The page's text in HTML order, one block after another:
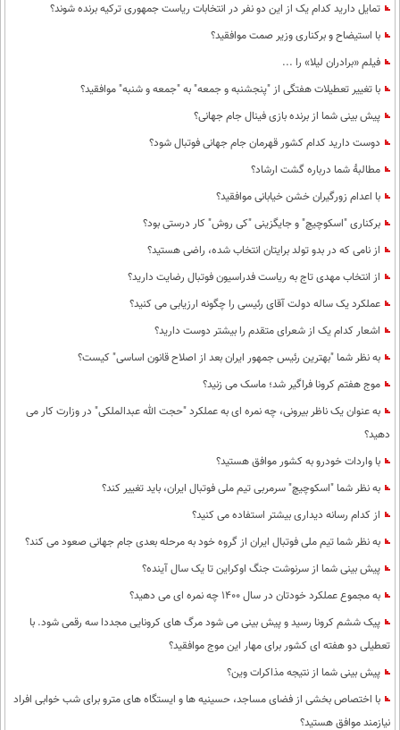
تمایل دارید کدام یک از این دو نفر در انتخابات ریاست جمهوری ترکیه برنده شوند؟
با استیضاح و برکناری وزیر صمت موافقید؟
فیلم «برادران لیلا» را ...
با تغییر تعطیلات هفتگی از "پنجشنبه و جمعه" به "جمعه و شنبه" موافقید؟
پیش بینی شما از برنده بازی فینال جام جهانی؟
دوست دارید کدام کشور قهرمان جام جهانی فوتبال شود؟
مطالبۀ شما درباره گشت ارشاد؟
با اعدام زورگیران خشن خیابانی موافقید؟
برکناری "اسکوچیچ" و جایگزینی "کی روش" کار درستی بود؟
از نامی که در بدو تولد برایتان انتخاب شده، راضی هستید؟
از انتخاب مهدی تاج به ریاست فدراسیون فوتبال رضایت دارید؟
عملکرد یک ساله دولت آقای رئیسی را چگونه ارزیابی می کنید؟
اشعار کدام یک از شعرای متقدم را بیشتر دوست دارید؟
به نظر شما "بهترین رئیس جمهور ایران بعد از اصلاح قانون اساسی" کیست؟
موج هفتم کرونا فراگیر شد؛ ماسک می زنید؟
به عنوان یک ناظر بیرونی، چه نمره ای به عملکرد "حجت الله عبدالملکی" در وزارت کار می
دهید؟
با واردات خودرو به کشور موافق هستید؟
به نظر شما "اسکوچیچ" سرمربی تیم ملی فوتبال ایران، باید تغییر کند؟
از کدام رسانه دیداری بیشتر استفاده می کنید؟
به نظر شما تیم ملی فوتبال ایران از گروه خود به مرحله بعدی جام جهانی صعود می کند؟
پیش بینی شما از سرنوشت جنگ اوکراین تا یک سال آینده؟
به مجموع عملکرد خودتان در سال 1400 چه نمره ای می دهید؟
پیک ششم کرونا رسید و پیش بینی می شود مرگ های کرونایی مجددا سه رقمی شود. با
تعطیلی دو هفته ای کشور برای مهار این موج موافقید؟
پیش بینی شما از نتیجه مذاکرات وین؟
با اختصاص بخشی از فضای مساجد، حسینیه ها و ایستگاه های مترو برای شب خوابی افراد
نیازمند موافق هستید؟